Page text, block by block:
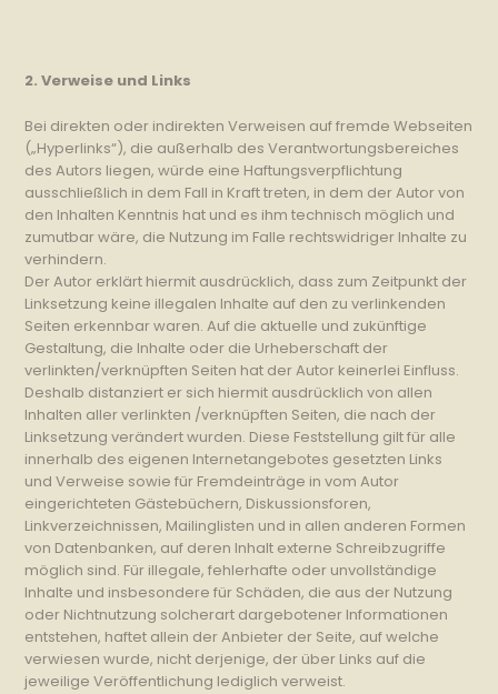
2. Verweise und Links
Bei direkten oder indirekten Verweisen auf fremde Webseiten
(„Hyperlinks“), die außerhalb des Verantwortungsbereiches
des Autors liegen, würde eine Haftungsverpflichtung
ausschließlich in dem Fall in Kraft treten, in dem der Autor von
den Inhalten Kenntnis hat und es ihm technisch möglich und
zumutbar wäre, die Nutzung im Falle rechtswidriger Inhalte zu
verhindern.
Der Autor erklärt hiermit ausdrücklich, dass zum Zeitpunkt der
Linksetzung keine illegalen Inhalte auf den zu verlinkenden
Seiten erkennbar waren. Auf die aktuelle und zukünftige
Gestaltung, die Inhalte oder die Urheberschaft der
verlinkten/verknüpften Seiten hat der Autor keinerlei Einfluss.
Deshalb distanziert er sich hiermit ausdrücklich von allen
Inhalten aller verlinkten /verknüpften Seiten, die nach der
Linksetzung verändert wurden. Diese Feststellung gilt für alle
innerhalb des eigenen Internetangebotes gesetzten Links
und Verweise sowie für Fremdeinträge in vom Autor
eingerichteten Gästebüchern, Diskussionsforen,
Linkverzeichnissen, Mailinglisten und in allen anderen Formen
von Datenbanken, auf deren Inhalt externe Schreibzugriffe
möglich sind. Für illegale, fehlerhafte oder unvollständige
Inhalte und insbesondere für Schäden, die aus der Nutzung
oder Nichtnutzung solcherart dargebotener Informationen
entstehen, haftet allein der Anbieter der Seite, auf welche
verwiesen wurde, nicht derjenige, der über Links auf die
jeweilige Veröffentlichung lediglich verweist.